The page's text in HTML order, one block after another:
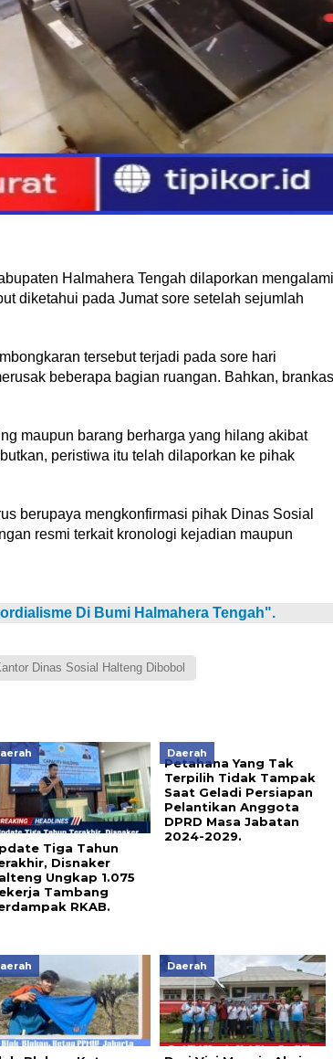
Halmahera Tengah dilaporkan mengalami
diketahui pada Jumat sore setelah sejumlah
tersebut terjadi pada sore hari
beberapa bagian ruangan. Bahkan, brankas
maupun barang berharga yang hilang akibat
peristiwa itu telah dilaporkan ke pihak
berupaya mengkonfirmasi pihak Dinas Sosial
resmi terkait kronologi kejadian maupun
Di Bumi Halmahera Tengah".
Dinas Sosial Halteng Dibobol
Tiga Tahun
Disnaker
Ungkap 1.075
Tambang
RKAB.
Daerah
Petahana Yang Tak
Terpilih Tidak Tampak
Saat Geladi Persiapan
Pelantikan Anggota
DPRD Masa Jabatan
2024-2029.
Daerah